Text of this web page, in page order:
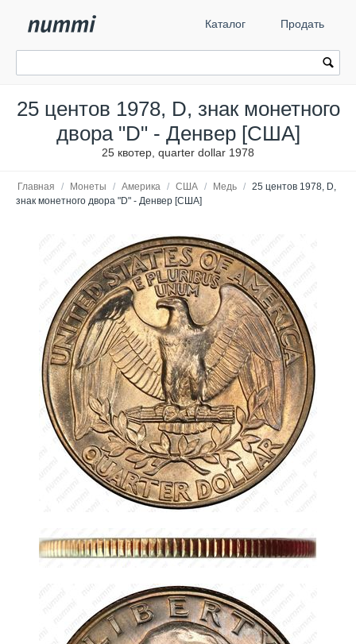
Каталог Продать
25 центов 1978, D, знак монетного
двора "D" - Денвер [США]
25 квотер, quarter dollar 1978
Главная / Монеты / Америка / США / Медь / 25 центов 1978, D,
знак монетного двора "D" - Денвер [США]